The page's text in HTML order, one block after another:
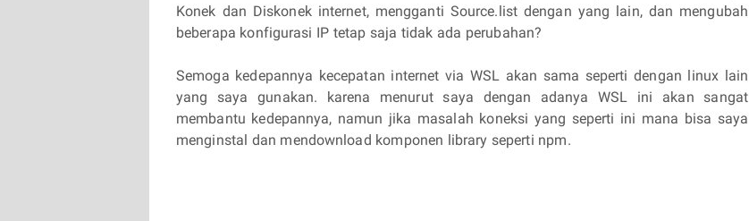
Konek dan Diskonek internet, mengganti Source.list dengan yang lain, dan mengubah
beberapa konfigurasi IP tetap saja tidak ada perubahan?
Semoga kedepannya kecepatan internet via WSL akan sama seperti dengan linux lain
yang saya gunakan. karena menurut saya dengan adanya WSL ini akan sangat
membantu kedepannya, namun jika masalah koneksi yang seperti ini mana bisa saya
menginstal dan mendownload komponen library seperti npm.